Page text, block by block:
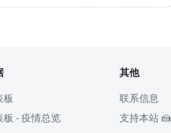
板
- 疫情总览
其他
联系信息
支持本站 🍰